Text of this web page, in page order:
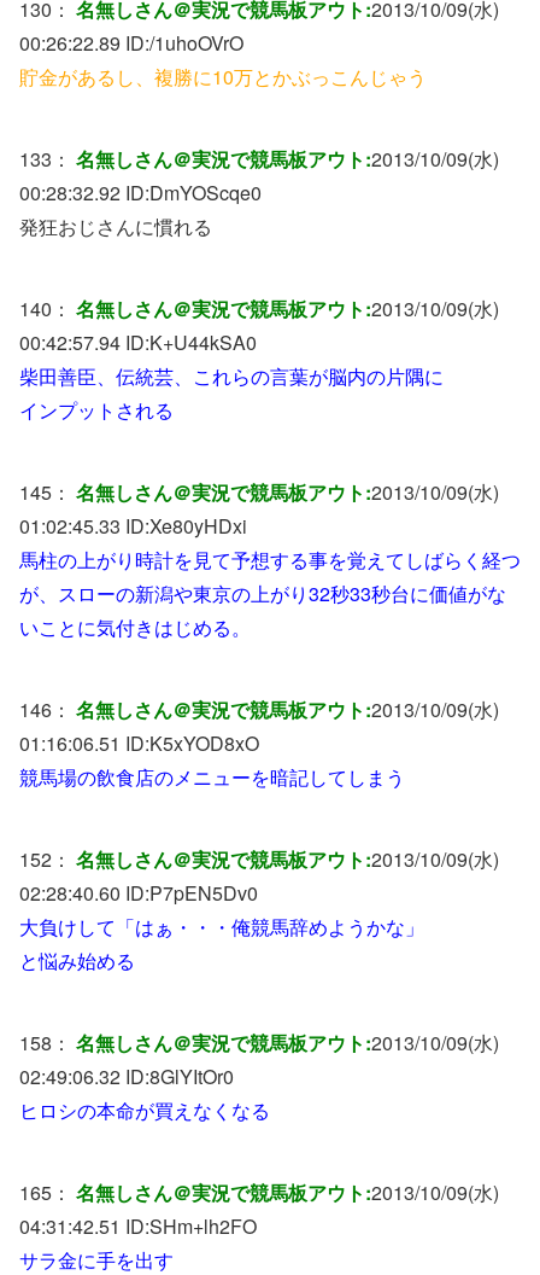
130： 名無しさん＠実況で競馬板アウト:2013/10/09(水)
00:26:22.89 ID:/1uhoOVrO
貯金があるし、複勝に10万とかぶっこんじゃう
133： 名無しさん＠実況で競馬板アウト:2013/10/09(水)
00:28:32.92 ID:DmYOScqe0
発狂おじさんに慣れる
140： 名無しさん＠実況で競馬板アウト:2013/10/09(水)
00:42:57.94 ID:K+U44kSA0
柴田善臣、伝統芸、これらの言葉が脳内の片隅に
インプットされる
145： 名無しさん＠実況で競馬板アウト:2013/10/09(水)
01:02:45.33 ID:Xe80yHDxi
馬柱の上がり時計を見て予想する事を覚えてしばらく経つ
が、スローの新潟や東京の上がり32秒33秒台に価値がな
いことに気付きはじめる。
146： 名無しさん＠実況で競馬板アウト:2013/10/09(水)
01:16:06.51 ID:K5xYOD8xO
競馬場の飲食店のメニューを暗記してしまう
152： 名無しさん＠実況で競馬板アウト:2013/10/09(水)
02:28:40.60 ID:P7pEN5Dv0
大負けして「はぁ・・・俺競馬辞めようかな」
と悩み始める
158： 名無しさん＠実況で競馬板アウト:2013/10/09(水)
02:49:06.32 ID:8GlYItOr0
ヒロシの本命が買えなくなる
165： 名無しさん＠実況で競馬板アウト:2013/10/09(水)
04:31:42.51 ID:SHm+lh2FO
サラ金に手を出す